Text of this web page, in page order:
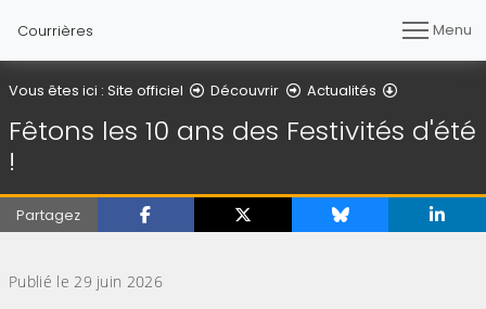
Courrières Menu
Vous êtes ici : Site officiel Découvrir Actualités
Fêtons les 10 ans des Festivités d'été
!
Partagez
Publié le 29 juin 2026